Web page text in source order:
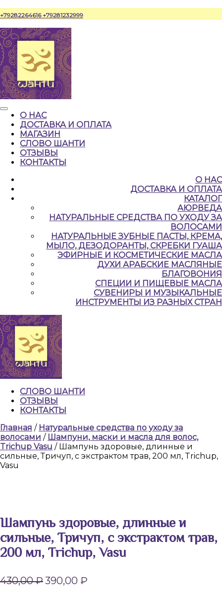
Перейти
к
содержимому
+79282264616+79281232999
Кнопка
ОткрытьО НАС
ДОСТАВКА И ОПЛАТА
МАГАЗИН
СЛОВО ШАНТИ
ОТЗЫВЫ
КОНТАКТЫ
ЗАКРЫТЬ
О НАС
ДОСТАВКА И ОПЛАТА
КАТАЛОГ
АЮРВЕДА
НАТУРАЛЬНЫЕ CРЕДСТВА ПО УХОДУ ЗА
ВОЛОСАМИ
НАТУРАЛЬНЫЕ ЗУБНЫЕ ПАСТЫ, КРЕМА,
МЫЛО, ДЕЗОДОРАНТЫ, СКРЕБКИ ГУАША
ЭФИРНЫЕ И КОСМЕТИЧЕСКИЕ МАСЛА
ДУХИ АРАБСКИЕ МАСЛЯНЫЕ
БЛАГОВОНИЯ
СПЕЦИИ И ПИЩЕВЫЕ МАСЛА
СУВЕНИРЫ И МУЗЫКАЛЬНЫЕ
ИНСТРУМЕНТЫ ИЗ РАЗНЫХ СТРАН
СЛОВО ШАНТИ
ОТЗЫВЫ
КОНТАКТЫ
КНОПКА
ЗАКРЫТЬ
Главная / Натуральные cредства по уходу за
волосами / Шампуни, маски и масла для волос,
Trichup Vasu / Шампунь здоровые, длинные и
сильные, Тричуп, с экстрактом трав, 200 мл, Trichup,
Vasu
Шампунь здоровые, длинные и
сильные, Тричуп, с экстрактом трав,
200 мл, Trichup, Vasu
430,00₽ Первоначальная
цена
390,00 ₽